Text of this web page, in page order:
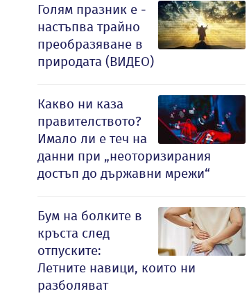
Голям празник е -
настъпва трайно
преобразяване в
природата (ВИДЕО)
Какво ни каза
правителството?
Имало ли е теч на
данни при „неоторизирания
достъп до държавни мрежи“
Бум на болките в
кръста след
отпуските:
Летните навици, които ни
разболяват